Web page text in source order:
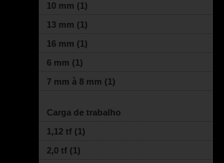
10 mm (1)
13 mm (1)
16 mm (1)
6 mm (1)
7 mm à 8 mm (1)
Carga de trabalho
1,12 tf (1)
2,0 tf (1)